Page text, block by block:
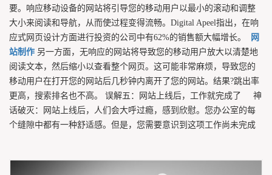
要。响应移动设备的网站将引导您的移动用户以最小的滚动和调整
大小来阅读和导航，从而使过程变得流畅。Digital Apeel指出，在响
应式网页设计方面进行投资的公司中有62%的销售额大幅增长。
网
站制作 另一方面，无响应的网站将导致您的移动用户放大以清楚地
阅读文本，然后缩小以查看整个网页。这可能非常麻烦，导致您的
移动用户在打开您的网站后几秒钟内离开了您的网站。结果?跳出率
更高，搜索排名也不高。 误解五：网站上线后，工作就完成了 神
话破灭：网站上线后，人们会大呼过瘾，感到欣慰。您办公室的每
个缝隙中都有一种舒适感。但是，您需要意识到这项工作尚未完成